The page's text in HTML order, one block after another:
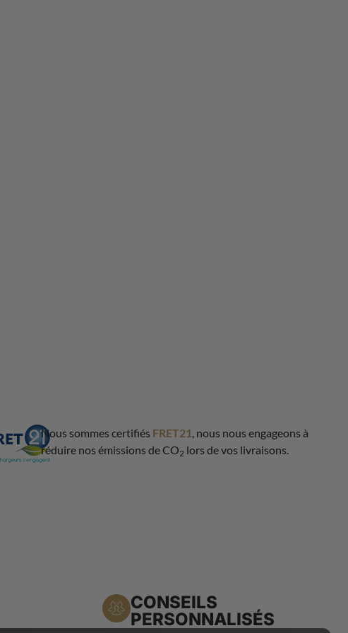
Nous sommes certifiés FRET21 , nous nous engageons à
réduire nos émissions de CO2 lors de vos livraisons.
CONSEILS
PERSONNALISÉS